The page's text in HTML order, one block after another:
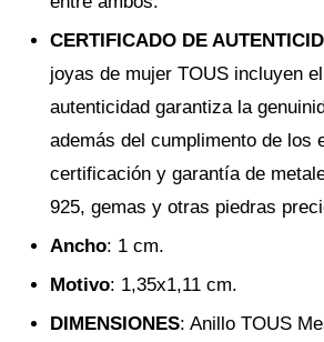
CERTIFICADO DE
joyas de mujer TOUS incluyen
autenticidad garantiza la
además del cumplimento de los
certificación y garantía de
925, gemas y otras piedras
Ancho: 1 cm.
Motivo: 1,35x1,11 cm.
DIMENSIONES: Anillo TOUS